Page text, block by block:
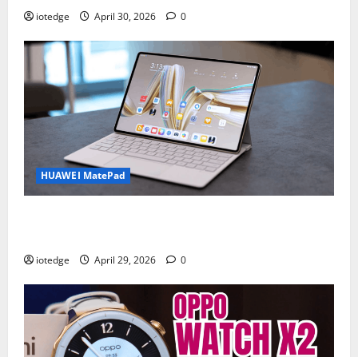
iotedge April 30, 2026 0
HUAWEI MatePad
iotedge April 29, 2026 0